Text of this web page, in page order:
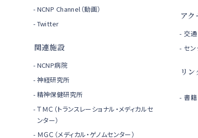
NCNP Channel（動画）
Twitter
関連施設
NCNP病院
神経研究所
精神保健研究所
ＴＭＣ（トランスレーショナル・メディカルセ
ンター）
ＭＧＣ（メディカル・ゲノムセンター）
アク
交
セ
リン
書